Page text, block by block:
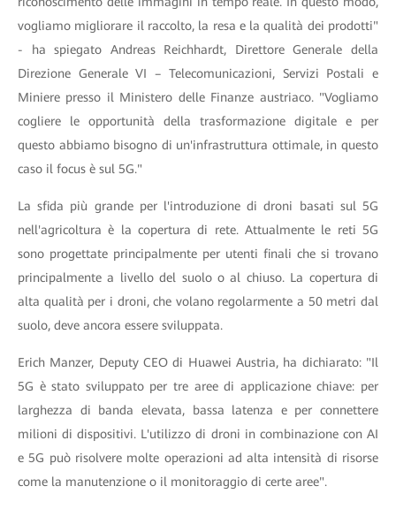
vogliamo migliorare il raccolto, la resa e la qualità dei prodotti"
- ha spiegato Andreas Reichhardt, Direttore Generale della
Direzione Generale VI – Telecomunicazioni, Servizi Postali e
Miniere presso il Ministero delle Finanze austriaco. "Vogliamo
cogliere le opportunità della trasformazione digitale e per
questo abbiamo bisogno di un'infrastruttura ottimale, in questo
caso il focus è sul 5G."
La sfida più grande per l'introduzione di droni basati sul 5G
nell'agricoltura è la copertura di rete. Attualmente le reti 5G
sono progettate principalmente per utenti finali che si trovano
principalmente a livello del suolo o al chiuso. La copertura di
alta qualità per i droni, che volano regolarmente a 50 metri dal
suolo, deve ancora essere sviluppata.
Erich Manzer, Deputy CEO di Huawei Austria, ha dichiarato: "Il
5G è stato sviluppato per tre aree di applicazione chiave: per
larghezza di banda elevata, bassa latenza e per connettere
milioni di dispositivi. L'utilizzo di droni in combinazione con AI
e 5G può risolvere molte operazioni ad alta intensità di risorse
come la manutenzione o il monitoraggio di certe aree".